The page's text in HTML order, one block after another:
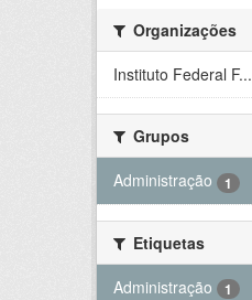
Organizações
Instituto Federal F...
Grupos
Administração
1
Etiquetas
Administração
1